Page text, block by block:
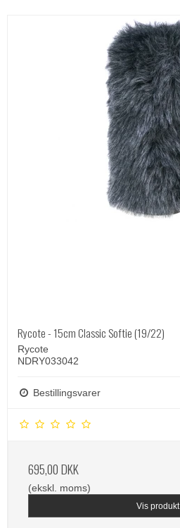
Rycote - 15cm Classic Softie (19/22)
Rycote
NDRY033042
Bestillingsvarer
695,00 DKK
(ekskl. moms)
Vis produkt